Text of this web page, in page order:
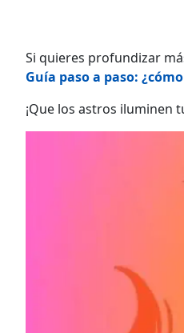
Si quieres profundizar
Guía paso a paso:
¡Que los astros iluminen